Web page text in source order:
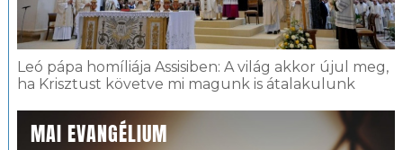
Leó pápa homíliája Assisiben: A világ akkor újul meg,
ha Krisztust követve mi magunk is átalakulunk
MAI EVANGÉLIUM